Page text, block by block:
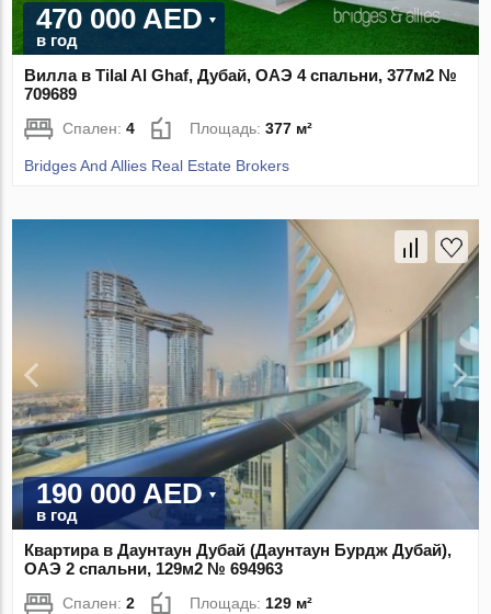
470 000 AED
в год
Вилла в Tilal Al Ghaf, Дубай, ОАЭ 4 спальни, 377м2 №
709689
Спален:4 Площадь:377 м²
Bridges And Allies Real Estate Brokers
190 000 AED
в год
Квартира в Даунтаун Дубай (Даунтаун Бурдж Дубай),
ОАЭ 2 спальни, 129м2 № 694963
Спален:2 Площадь:129 м²